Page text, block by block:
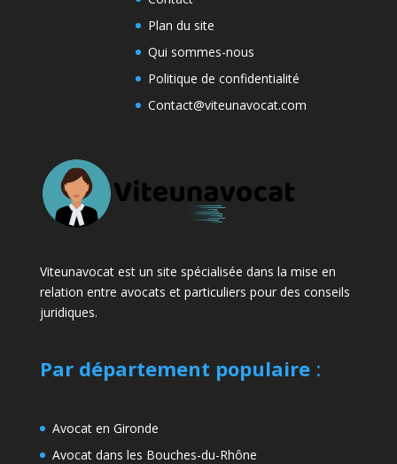
Plan du site
Qui sommes-nous
Politique de confidentialité
Contact@viteunavocat.com
Viteunavocat est un site spécialisée dans la mise en
relation entre avocats et particuliers pour des conseils
juridiques.
Par département populaire:
Avocat en Gironde
Avocat dans les Bouches-du-Rhône